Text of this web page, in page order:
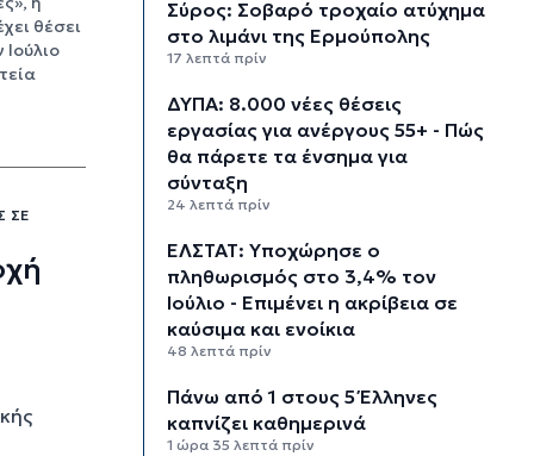
θέσει
ΣΕ
Σύρος: Σοβαρό τροχαίο ατύχημα
στο λιμάνι της Ερμούπολης
17 λεπτά πρίν
ΔΥΠΑ: 8.000 νέες θέσεις
εργασίας για ανέργους 55+ - Πώς
θα πάρετε τα ένσημα για
σύνταξη
24 λεπτά πρίν
ΕΛΣΤΑΤ: Υποχώρησε ο
πληθωρισμός στο 3,4% τον
Ιούλιο - Επιμένει η ακρίβεια σε
καύσιμα και ενοίκια
48 λεπτά πρίν
Πάνω από 1 στους 5 Έλληνες
καπνίζει καθημερινά
1 ώρα 35 λεπτά πρίν